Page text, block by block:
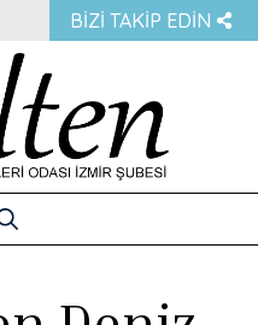
BIZI TAKIP EDIN